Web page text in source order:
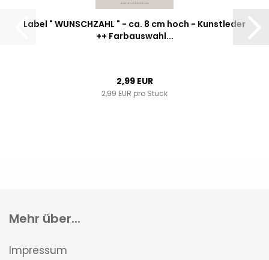
Label " WUNSCHZAHL " - ca. 8 cm hoch - Kunstleder
++ Farbauswahl...
2,99 EUR
2,99 EUR pro Stück
Mehr über...
Impressum